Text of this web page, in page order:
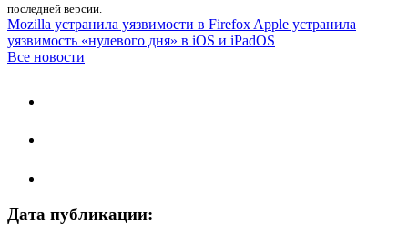
последней версии.
Mozilla устранила уязвимости в Firefox Apple устранила
уязвимость «нулевого дня» в iOS и iPadOS
Все новости
Дата публикации: